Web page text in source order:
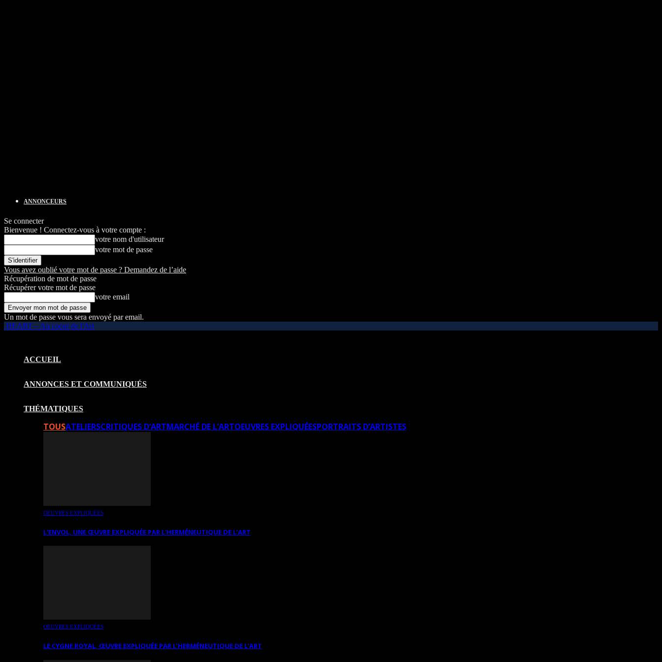
ANNONCEURS
Se connecter
Bienvenue ! Connectez-vous à votre compte :
votre nom d'utilisateur
votre mot de passe
Vous avez oublié votre mot de passe ? Demandez de l’aide
Récupération de mot de passe
Récupérer votre mot de passe
votre email
Un mot de passe vous sera envoyé par email.
HEART – Au coeur de l'Art
ACCUEIL
ANNONCES ET COMMUNIQUÉS
THÉMATIQUES
TOUSATELIERSCRITIQUES D’ARTMARCHÉ DE L’ARTOEUVRES EXPLIQUÉESPORTRAITS D’ARTISTES
OEUVRES EXPLIQUÉES
L’ENVOL, UNE ŒUVRE EXPLIQUÉE PAR L’HERMÉNEUTIQUE DE L’ART
OEUVRES EXPLIQUÉES
LE CYGNE ROYAL. ŒUVRE EXPLIQUÉE PAR L’HERMÉNEUTIQUE DE L’ART